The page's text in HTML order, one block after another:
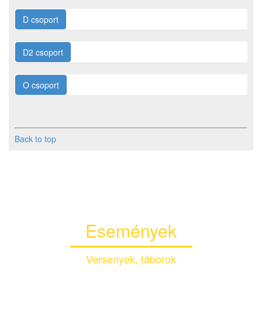
D csoport
D2 csoport
O csoport
Back to top
Események
Versenyek, táborok